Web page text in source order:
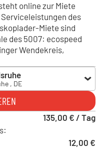
online zur Miete
des
Miete sind
des 5007: ecospeed
Wendekreis,
, DE
, DE
135,00 € / Tag
12,00 €